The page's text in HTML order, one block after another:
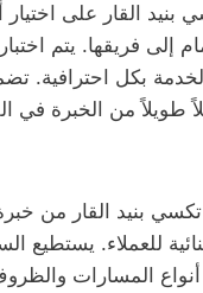
القار على
إلى فريقها. يتم
الخدمة بكل احترافية.
طويلاً من الخبرة في
بنيد القار من
للعملاء. يستطيع
المسارات